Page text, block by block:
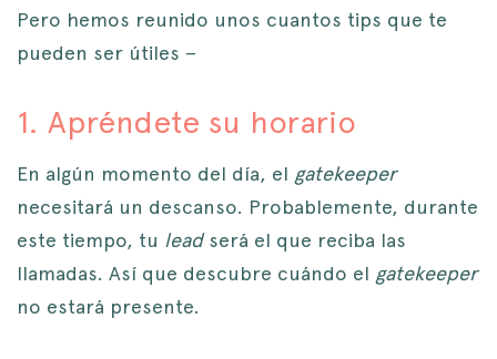
Pero hemos reunido unos cuantos tips que te
pueden ser útiles –
1. Apréndete su horario
En algún momento del día, el gatekeeper
necesitará un descanso. Probablemente, durante
este tiempo, tu leadserá el que reciba las
llamadas. Así que descubre cuándo el gatekeeper
no estará presente.